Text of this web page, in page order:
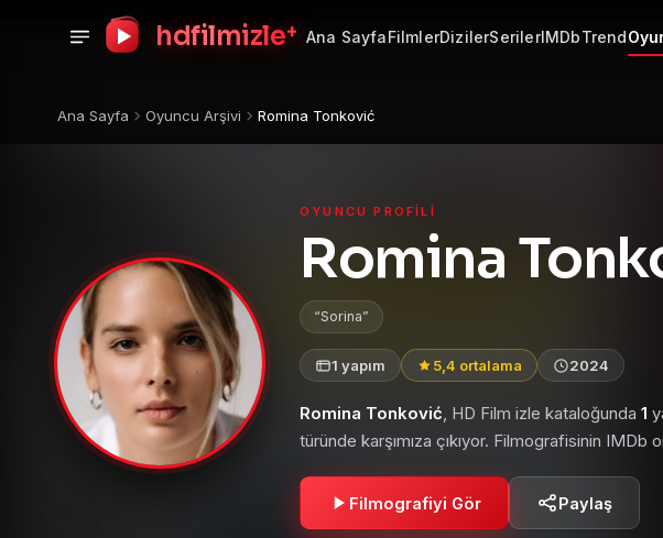
hdfilmizle+ Ana SayfaFilmlerDizilerSerilerIMDbTrend
Ana Sayfa Oyuncu Arşivi Romina Tonković
OYUNCU PROFILI
Romina
Sorina
1 yapım 5,4 ortalama 2024
Romina Tonković, HD Film izle kataloğunda 1
türünde karşımıza çıkıyor. Filmografisinin IMDb
Filmografiyi Gör Paylaş